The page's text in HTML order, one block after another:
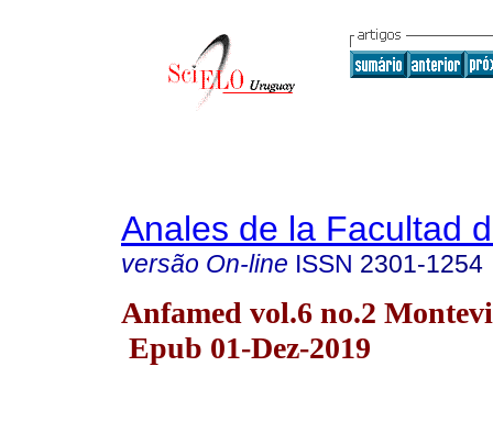
Anales de la Facultad
versão On-line ISSN 2301-1254
Anfamed vol.6 no.2
Epub 01-Dez-2019